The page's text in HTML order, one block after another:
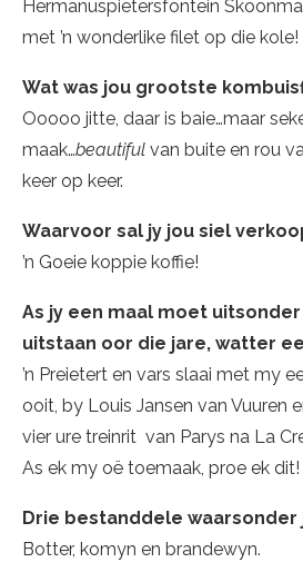
Hermanuspietersfontein
met ’n wonderlike filet op die kole!
Wat was jou grootste
Ooooo jitte, daar is baie…maar
maak…beautiful van buite en rou
keer op keer.
Waarvoor sal jy jou siel
’n Goeie koppie koffie!
As jy een maal moet
uitstaan oor die jare, watter
’n Preietert en vars slaai met my
ooit, by Louis Jansen van Vuuren
vier ure treinrit van Parys na La
As ek my oë toemaak, proe ek dit!
Drie bestanddele waarsonder
Botter, komyn en brandewyn.